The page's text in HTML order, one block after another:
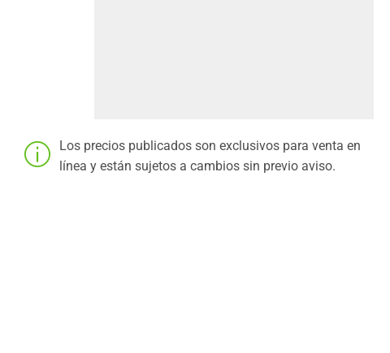
Los precios publicados son exclusivos para venta en
línea y están sujetos a cambios sin previo aviso.